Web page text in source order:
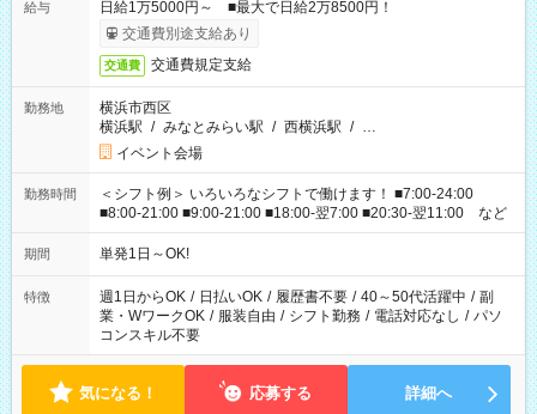
給与
日給1万5000円～ ■最大で日給2万8500円！
交通費別途支給あり
交通費 交通費規定支給
勤務地
横浜市西区
横浜駅 / みなとみらい駅 / 西横浜駅 / …
イベント会場
勤務時間
＜シフト例＞ いろいろなシフトで働けます！ ■7:00-24:00
■8:00-21:00 ■9:00-21:00 ■18:00-翌7:00 ■20:30-翌11:00 など
期間 単発1日～OK!
特徴 週1日からOK / 日払いOK / 履歴書不要 / 40～50代活躍中 / 副
業・WワークOK / 服装自由 / シフト勤務 / 電話対応なし / パソ
コンスキル不要
気になる！ 応募する 詳細へ